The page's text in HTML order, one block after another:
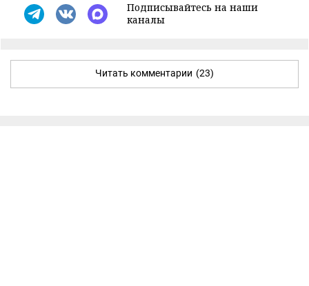
Подписывайтесь на наши
каналы
Читать комментарии (23)